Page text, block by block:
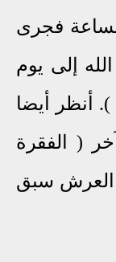
فجرى
إلى يوم
)
.
أنظر أيضا
( الفقرة
العرش سبق